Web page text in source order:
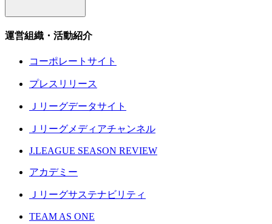
運営組織・活動紹介
コーポレートサイト
プレスリリース
Ｊリーグデータサイト
Ｊリーグメディアチャンネル
J.LEAGUE SEASON REVIEW
アカデミー
Ｊリーグサステナビリティ
TEAM AS ONE